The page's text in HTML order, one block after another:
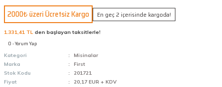
2000₺ üzeri Ücretsiz Kargo En geç 2 içerisinde kargoda!
1.331,41 TL den başlayan taksitlerle!
0 - Yorum Yap
Kategori
Misinalar
Marka
First
Stok Kodu
201721
Fiyat
20,17 EUR + KDV